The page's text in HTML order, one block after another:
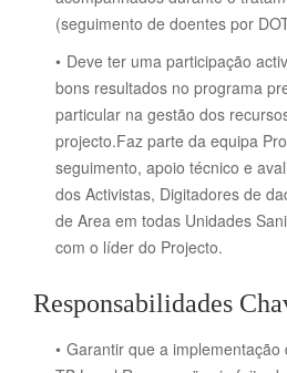
(seguimento de doentes por
Deve ter uma participação
bons resultados no programa
particular na gestão dos
projecto.Faz parte da equipa
seguimento, apoio técnico e
dos Activistas, Digitadores de
de Area em todas Unidades
com o líder do Projecto.
Responsabilidades
Garantir que a implementação